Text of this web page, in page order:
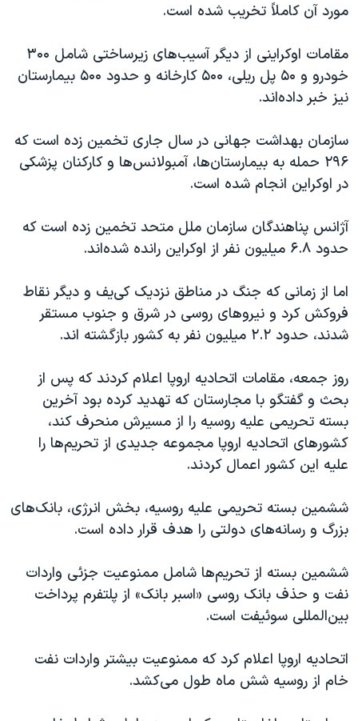
مورد آن کاملاً تخریب شده است.
مقامات اوکراینی از دیگر آسیب‌های زیرساختی شامل ۳۰۰
خودرو و ۵۰ پل ریلی، ۵۰۰ کارخانه و حدود ۵۰۰ بیمارستان
نیز خبر داده‌اند.
سازمان بهداشت جهانی در سال جاری تخمین زده است که
۲۹۶ حمله به بیمارستان‌ها، آمبولانس‌ها و کارکنان پزشکی
در اوکراین انجام شده است.
آژانس پناهندگان سازمان ملل متحد تخمین زده است که
حدود ۶.۸ میلیون نفر از اوکراین رانده شده‌اند.
اما از زمانی که جنگ در مناطق نزدیک کی‌یف و دیگر نقاط
فروکش کرد و نیروهای روسی در شرق و جنوب مستقر
شدند، حدود ۲.۲ میلیون نفر به کشور بازگشته اند.
روز جمعه، مقامات اتحادیه اروپا اعلام کردند که پس از
بحث و گفتگو با مجارستان که تهدید کرده بود آخرین
بسته تحریمی علیه روسیه را از مسیرش منحرف کند،
کشورهای اتحادیه اروپا مجموعه جدیدی از تحریم‌ها را
علیه این کشور اعمال کردند.
ششمین بسته تحریمی علیه روسیه، بخش انرژی، بانک‌های
بزرگ و رسانه‌های دولتی را هدف قرار داده است.
ششمین بسته از تحریم‌ها شامل ممنوعیت جزئی واردات
نفت و حذف بانک روسی «اسبر بانک» از پلتفرم پرداخت
بین‌المللی سوئیفت است.
اتحادیه اروپا اعلام کرد که ممنوعیت بیشتر واردات نفت
خام از روسیه شش ماه طول می‌کشد.